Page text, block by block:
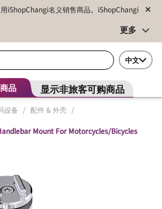
iShopChangi名义销售商品。iShopChangi
更多
中文
品 显示非旅客可购商品
设备 / 配件 & 外壳 /
Mount For Motorcycles/Bicycles